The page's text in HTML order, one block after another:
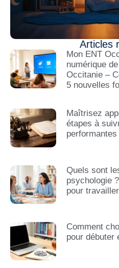
Articles
Mon ENT
numérique
Occitanie –
5 nouvelles
Maîtrisez
étapes à
performantes
Quels sont
psychologie
pour
Comment
pour débuter